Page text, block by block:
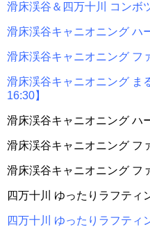
滑床渓谷＆四万十川 コンボ
滑床渓谷キャニオニング ハ
滑床渓谷キャニオニング フ
滑床渓谷キャニオニング ま
16:30】
滑床渓谷キャニオニング ハ
滑床渓谷キャニオニング フ
滑床渓谷キャニオニング フ
四万十川 ゆったりラフティ
四万十川 ゆったりラフティ